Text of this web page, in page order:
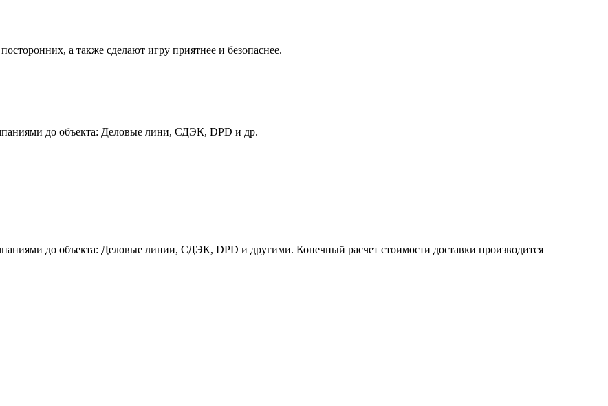
а также сделают игру приятнее и безопаснее.
до объекта: Деловые лини, СДЭК, DPD и др.
до объекта: Деловые линии, СДЭК, DPD и другими. Конечный расчет стоимости доставки производится